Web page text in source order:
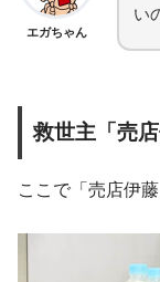
エガちゃん
い
救世主「売店
ここで「売店伊藤